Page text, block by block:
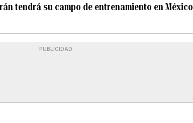
tendrá su campo de entrenamiento en México
PUBLICIDAD